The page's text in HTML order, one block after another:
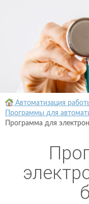
Автоматизация
Программы для
Программа для